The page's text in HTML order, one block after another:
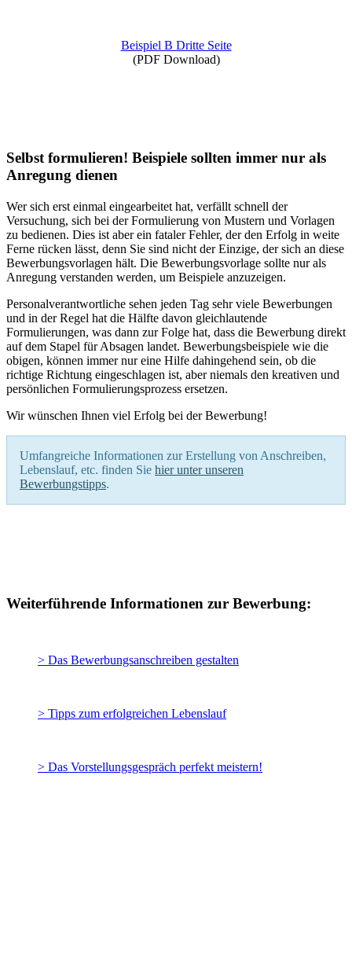
Beispiel B Dritte Seite
(PDF Download)
Selbst formulieren! Beispiele sollten immer nur als
Anregung dienen
Wer sich erst einmal eingearbeitet hat, verfällt schnell der
Versuchung, sich bei der Formulierung von Mustern und Vorlagen
zu bedienen. Dies ist aber ein fataler Fehler, der den Erfolg in weite
Ferne rücken lässt, denn Sie sind nicht der Einzige, der sich an diese
Bewerbungsvorlagen hält. Die Bewerbungsvorlage sollte nur als
Anregung verstanden werden, um Beispiele anzuzeigen.
Personalverantwortliche sehen jeden Tag sehr viele Bewerbungen
und in der Regel hat die Hälfte davon gleichlautende
Formulierungen, was dann zur Folge hat, dass die Bewerbung direkt
auf dem Stapel für Absagen landet. Bewerbungsbeispiele wie die
obigen, können immer nur eine Hilfe dahingehend sein, ob die
richtige Richtung eingeschlagen ist, aber niemals den kreativen und
persönlichen Formulierungsprozess ersetzen.
Wir wünschen Ihnen viel Erfolg bei der Bewerbung!
Umfangreiche Informationen zur Erstellung von Anschreiben,
Lebenslauf, etc. finden Sie hier unter unseren
Bewerbungstipps.
Weiterführende Informationen zur Bewerbung:
> Das Bewerbungsanschreiben gestalten
> Tipps zum erfolgreichen Lebenslauf
> Das Vorstellungsgespräch perfekt meistern!